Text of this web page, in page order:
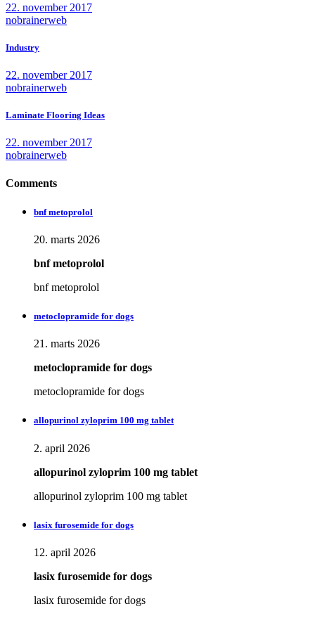
22. november 2017
nobrainerweb
Industry
22. november 2017
nobrainerweb
Laminate Flooring Ideas
22. november 2017
nobrainerweb
Comments
bnf metoprolol
20. marts 2026
bnf metoprolol
bnf metoprolol
metoclopramide for dogs
21. marts 2026
metoclopramide for dogs
metoclopramide for dogs
allopurinol zyloprim 100 mg tablet
2. april 2026
allopurinol zyloprim 100 mg tablet
allopurinol zyloprim 100 mg tablet
lasix furosemide for dogs
12. april 2026
lasix furosemide for dogs
lasix furosemide for dogs